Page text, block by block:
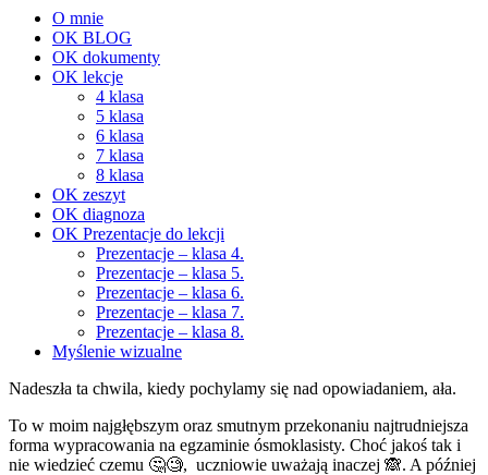
O mnie
OK BLOG
OK dokumenty
OK lekcje
4 klasa
5 klasa
6 klasa
7 klasa
8 klasa
OK zeszyt
OK diagnoza
OK Prezentacje do lekcji
Prezentacje – klasa 4.
Prezentacje – klasa 5.
Prezentacje – klasa 6.
Prezentacje – klasa 7.
Prezentacje – klasa 8.
Myślenie wizualne
Nadeszła ta chwila, kiedy pochylamy się nad opowiadaniem, ała.
To w moim najgłębszym oraz smutnym przekonaniu najtrudniejsza
forma wypracowania na egzaminie ósmoklasisty. Choć jakoś tak i
nie wiedzieć czemu 🤔🧐, uczniowie uważają inaczej 🙈. A później